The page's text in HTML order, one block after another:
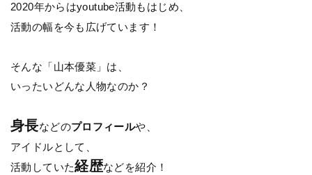
2020年からはyoutube活動もはじめ、
活動の幅を今も広げています！
そんな「山本優菜」は、
いったいどんな人物なのか？
身長などのプロフィールや、
アイドルとして、
活動していた経歴などを紹介！